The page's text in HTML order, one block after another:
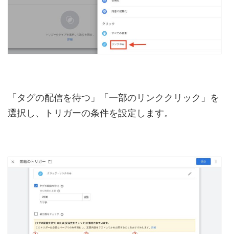
「タグの配信を待つ」「一部のリンククリック」を
選択し、トリガーの条件を設定します。